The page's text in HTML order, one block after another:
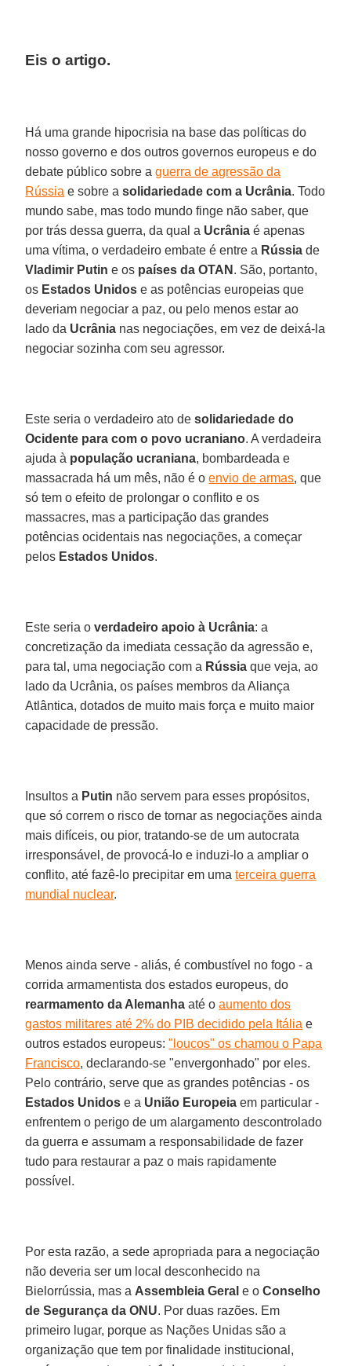
Eis o artigo.
Há uma grande hipocrisia na base das políticas do
nosso governo e dos outros governos europeus e do
debate público sobre aguerra de agressão da
Rússia e sobre asolidariedade com a Ucrânia. Todo
mundo sabe, mas todo mundo finge não saber, que
por trás dessa guerra, da qual a Ucrânia é apenas
uma vítima, o verdadeiro embate é entre a Rússia de
Vladimir Putin e os países da OTAN . São, portanto,
os Estados Unidos e as potências europeias que
deveriam negociar a paz, ou pelo menos estar ao
lado da Ucrânia nas negociações, em vez de deixá-la
negociar sozinha com seu agressor.
Este seria o verdadeiro ato desolidariedade do
Ocidente para com o povo ucraniano. A verdadeira
ajuda à população ucraniana, bombardeada e
massacrada há um mês, não é oenvio de armas, que
só tem o efeito de prolongar o conflito e os
massacres, mas a participação das grandes
potências ocidentais nas negociações, a começar
pelos Estados Unidos.
Este seria overdadeiro apoio à Ucrânia: a
concretização da imediata cessação da agressão e,
para tal, uma negociação com a Rússia que veja, ao
lado da Ucrânia, os países membros da Aliança
Atlântica, dotados de muito mais força e muito maior
capacidade de pressão.
Insultos a Putin não servem para esses propósitos,
que só correm o risco de tornar as negociações ainda
mais difíceis, ou pior, tratando-se de um autocrata
irresponsável, de provocá-lo e induzi-lo a ampliar o
conflito, até fazê-lo precipitar em umaterceira guerra
mundial nuclear.
Menos ainda serve - aliás, é combustível no fogo - a
corrida armamentista dos estados europeus, do
rearmamento da Alemanha até oaumento dos
gastos militares até 2% do PIB decidido pela Itália e
outros estados europeus:"loucos" os chamou o Papa
Francisco, declarando-se "envergonhado" por eles.
Pelo contrário, serve que as grandes potências - os
Estados Unidos e a União Europeia em particular -
enfrentem o perigo de um alargamento descontrolado
da guerra e assumam a responsabilidade de fazer
tudo para restaurar a paz o mais rapidamente
possível.
Por esta razão, a sede apropriada para a negociação
não deveria ser um local desconhecido na
Bielorrússia, mas a Assembleia Geral e oConselho
de Segurança da ONU. Por duas razões. Em
primeiro lugar, porque as Nações Unidas são a
organização que tem por finalidade institucional,